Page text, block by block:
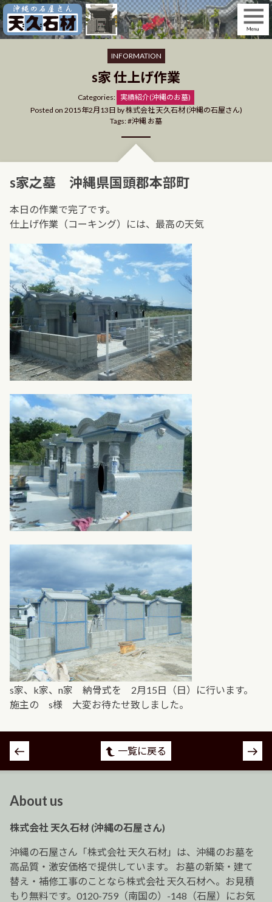
Skip
to
content
INFORMATION
s家 仕上げ作業
Categories: Categories
実績紹介(沖縄のお墓)
Posted on 2015年2月13日 by株式会社 天久石材 (沖縄の石屋さん)
Tags: 沖縄 お墓
s家之墓 沖縄県国頭郡本部町
本日の作業で完了です。
仕上げ作業（コーキング）には、最高の天気
s家、k家、n家 納骨式を 2月15日（日）に行います。
施主の s様 大変お待たせ致しました。
投
稿
ゲ
ー
シ
ョ
ン
一覧に戻る
About us
株式会社 天久石材 (沖縄の石屋さん)
沖縄の石屋さん「株式会社 天久石材」は、沖縄のお墓を
高品質・激安価格で提供しています。 お墓の新築・建て
替え・補修工事のことなら株式会社 天久石材へ。お見積
もり無料です。0120-759（南国の）-148（石屋）にお気